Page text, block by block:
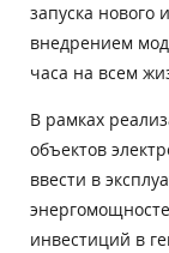
запуска нового
внедрением
часа на всем
В рамках
объектов
ввести в
инвестиций в